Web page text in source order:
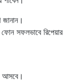
ফোন সফলভাবে রিপেয়ার
আসবে।